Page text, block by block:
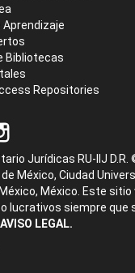
Aprendizaje
Bibliotecas
Repositories
Jurídicas RU-IIJ D.R.
México, Ciudad
México. Este
lucrativos siempre que
AVISO LEGAL.